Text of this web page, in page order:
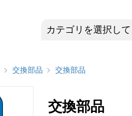
交換部品 交換部品
交換部品